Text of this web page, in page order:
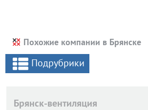
Похожие компании в Брянске
Подрубрики
Брянск-вентиляция